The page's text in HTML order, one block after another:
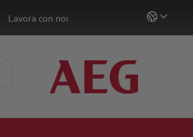
Lavora con noi